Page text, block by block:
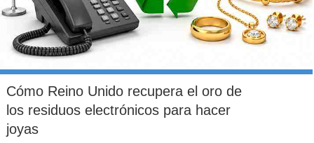
Cómo Reino Unido recupera el oro de
los residuos electrónicos para hacer
joyas